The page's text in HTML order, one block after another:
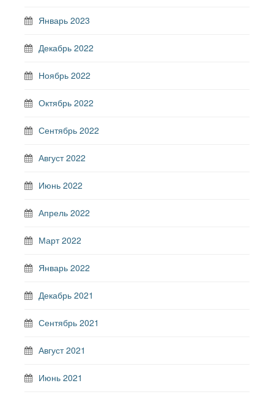
Январь 2023
Декабрь 2022
Ноябрь 2022
Октябрь 2022
Сентябрь 2022
Август 2022
Июнь 2022
Апрель 2022
Март 2022
Январь 2022
Декабрь 2021
Сентябрь 2021
Август 2021
Июнь 2021